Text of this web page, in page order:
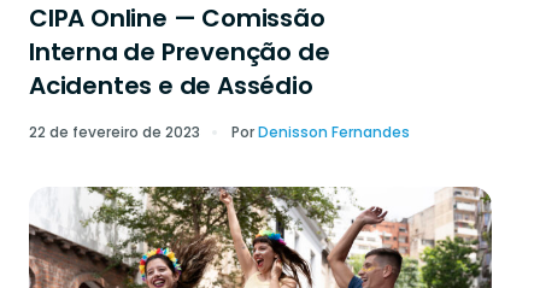
CIPA Online — Comissão
Interna de Prevenção de
Acidentes e de Assédio
22 de fevereiro de 2023 PorDenisson Fernandes